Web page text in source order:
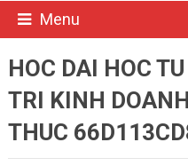
Menu
HOC DAI HOC
TRI KINH
THUC